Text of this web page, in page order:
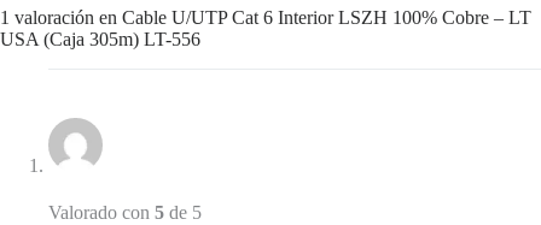
1 valoración en Cable U/UTP Cat 6 Interior LSZH 100% Cobre – LT
USA (Caja 305m) LT-556
Valorado con 5 de 5